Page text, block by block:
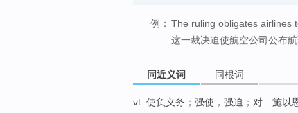
例： The ruling obligates airlines
这一裁决迫使航空公司公布航
同近义词 同根词
vt. 使负义务；强使，强迫；对…施以